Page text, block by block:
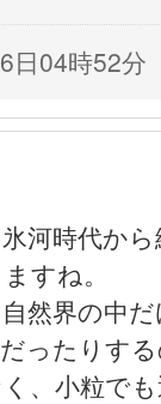
日04時52分
河時代か
すね。
然界の中
ったりす
、小粒で